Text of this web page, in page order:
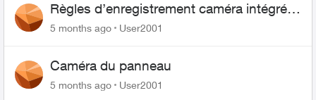
Règles d’enregistrement caméra intégrée
au panneau de contrôle
5 months ago User2001
Caméra du panneau
5 months ago User2001